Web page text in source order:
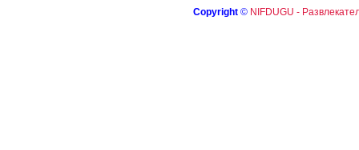
Copyright © NIFDUGU -